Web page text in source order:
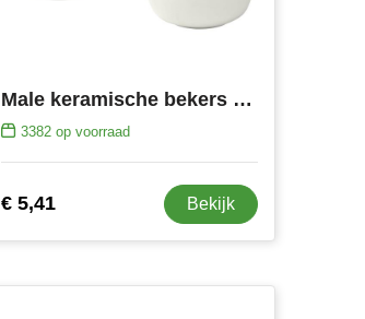
Male keramische bekers van 200 ml met matte afwerking, set van 2
3382 op voorraad
€ 5,41 Bekijk